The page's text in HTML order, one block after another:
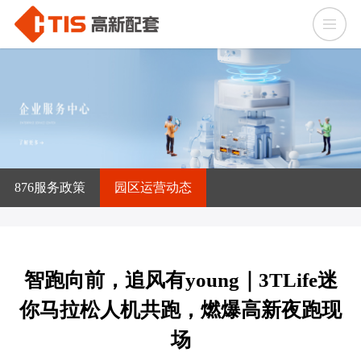
876服务政策 园区运营动态
智跑向前，追风有young｜3TLife迷
你马拉松人机共跑，燃爆高新夜跑现
场